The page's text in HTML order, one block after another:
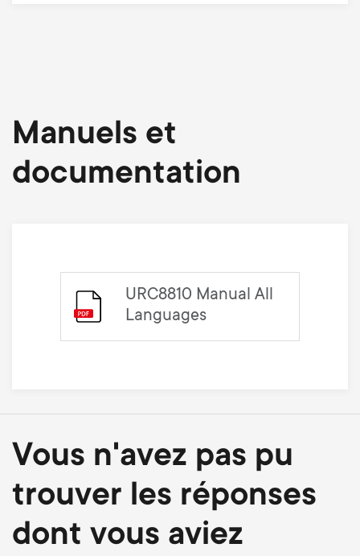
Manuels et
documentation
URC8810 Manual All
Languages
Vous n'avez pas pu
trouver les réponses
dont vous aviez